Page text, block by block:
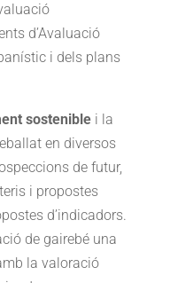
d’Avaluació
i dels plans
sosteniblei la
en diversos
de futur,
i propostes
d’indicadors.
de gairebé una
la valoració